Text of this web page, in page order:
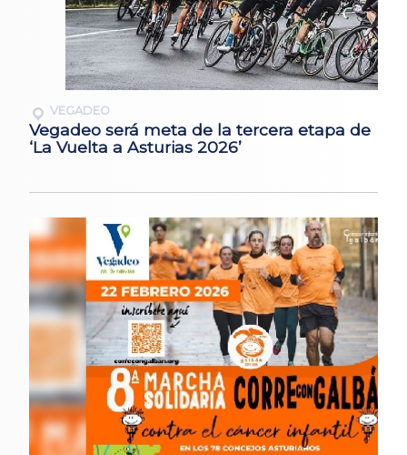
VEGADEO
Vegadeo será meta de la tercera etapa de
‘La Vuelta a Asturias 2026’